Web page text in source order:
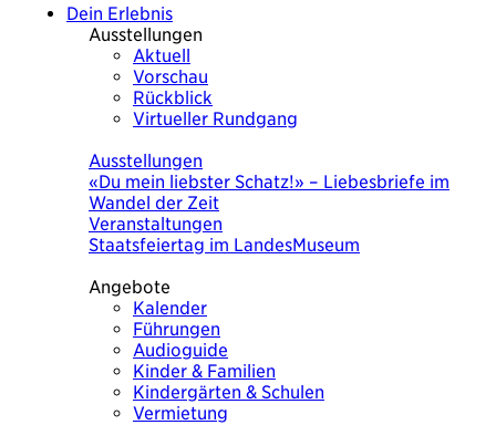
Dein Erlebnis
Ausstellungen
Aktuell
Vorschau
Rückblick
Virtueller Rundgang
Ausstellungen
«Du mein liebster Schatz!» – Liebesbriefe im
Wandel der Zeit
Veranstaltungen
Staatsfeiertag im LandesMuseum
Angebote
Kalender
Führungen
Audioguide
Kinder & Familien
Kindergärten & Schulen
Vermietung